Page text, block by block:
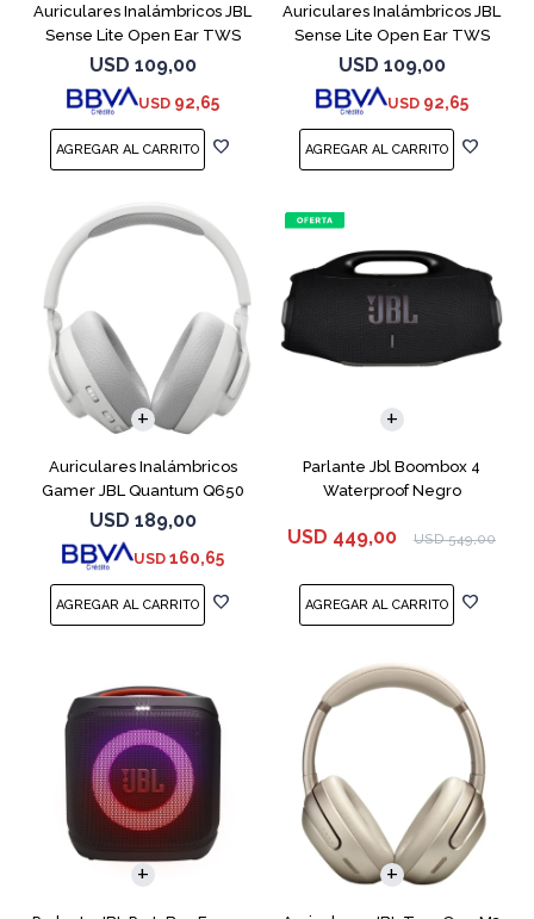
Auriculares Inalámbricos JBL
Sense Lite Open Ear TWS
Beige
USD 109,00
USD 92,65
Auriculares Inalámbricos JBL
Sense Lite Open Ear TWS
Purple
USD 109,00
USD 92,65
Auriculares Inalámbricos
Gamer JBL Quantum Q650
Blanco
USD 189,00
USD 160,65
Parlante Jbl Boombox 4
Waterproof Negro
USD 449,00 USD 549,00